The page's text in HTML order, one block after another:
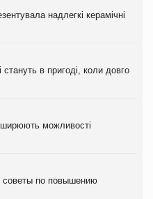
надлегкі керамічні
в пригоді, коли довго
можливості
по повышению